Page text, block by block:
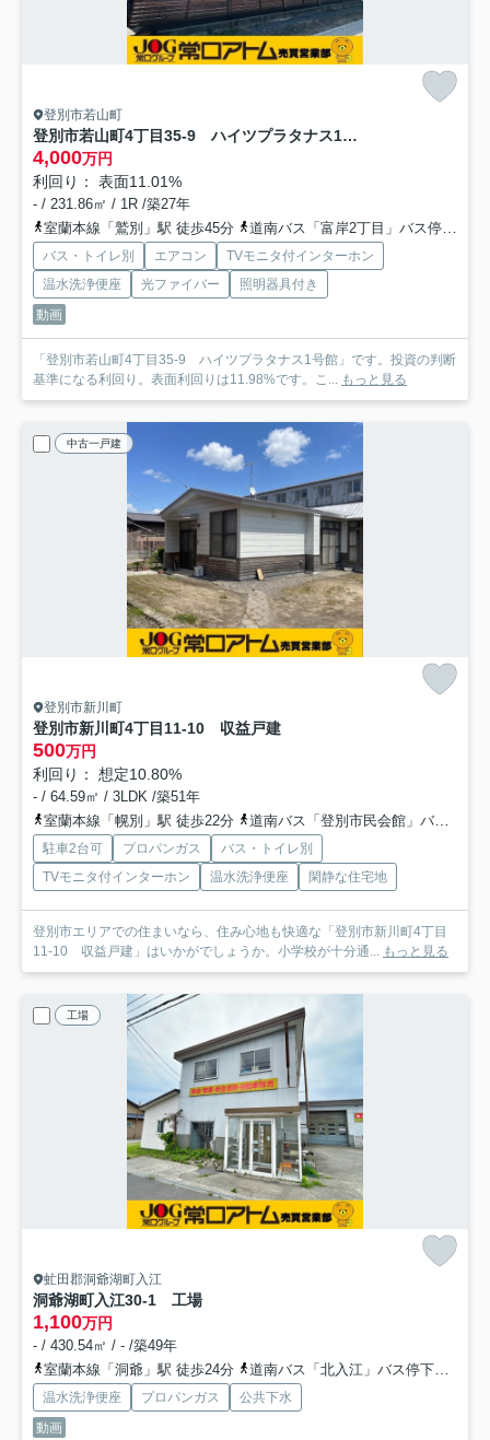
登別市若山町
登別市若山町4丁目35-9 ハイツプラタナス1号館
4,000万円
利回り： 表面11.01%
- / 231.86㎡ / 1R /築27年
室蘭本線「鷲別」駅 徒歩45分
道南バス「富岸2丁目」バス停下車 徒歩4分
バス・トイレ別 エアコン
TVモニタ付インターホン
温水洗浄便座
光ファイバー
照明器具付き
動画
「登別市若山町4丁目35-9 ハイツプラタナス1号館」です。投資の判断
基準になる利回り。表面利回りは11.98%です。こ... もっと見る
中古一戸建
登別市新川町
登別市新川町4丁目11-10 収益戸建
500万円
利回り： 想定10.80%
- / 64.59㎡ / 3LDK /築51年
室蘭本線「幌別」駅 徒歩22分
道南バス「登別市民会館」バス停下車 徒歩7分
駐車2台可 プロパンガス
バス・トイレ別
TVモニタ付インターホン
温水洗浄便座 閑静な住宅地
登別市エリアでの住まいなら、住み心地も快適な「登別市新川町4丁目
11-10 収益戸建」はいかがでしょうか。小学校が十分通... もっと見る
工場
虻田郡洞爺湖町入江
洞爺湖町入江30-1 工場
1,100万円
- / 430.54㎡ / - /築49年
室蘭本線「洞爺」駅 徒歩24分
道南バス「北入江」バス停下車 徒歩1分
温水洗浄便座 プロパンガス
公共下水
動画